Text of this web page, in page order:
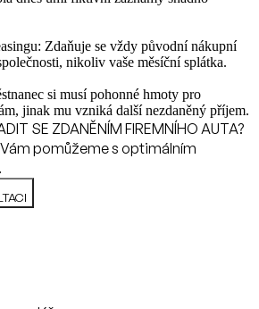
Zdaňuje se vždy původní nákupní
nikoliv vaše měsíční splátka.
si musí pohonné hmoty pro
jinak mu vzniká další nezdaněný příjem.
SE ZDANĚNÍM FIREMNÍHO AUTA?
pomůžeme s optimálním